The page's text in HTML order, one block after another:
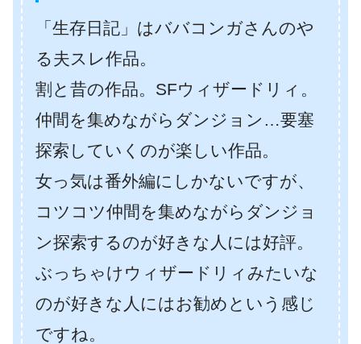
「生存日記」はババコンガさんのや
る夫スレ作品。
割と昔の作品。SFウィザードリィ。
仲間を集めながらダンジョン…要塞
探索していくのが楽しい作品。
女っ気は番外編にしかないですが、
コツコツ仲間を集めながらダンジョ
ン探索するのが好きな人には好評。
ぶっちゃけウィザードリィみたいな
のが好きな人にはお勧めという感じ
ですね。